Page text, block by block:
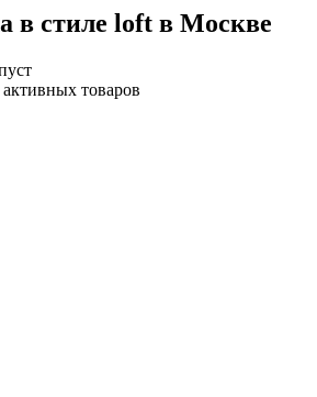
в стиле loft в Москве
товаров